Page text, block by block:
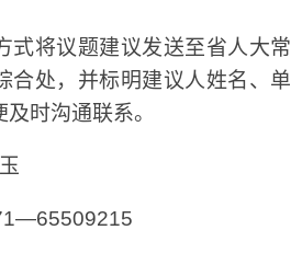
将议题建议发送至省人大常
合处，并标明建议人姓名、单
时沟通联系。